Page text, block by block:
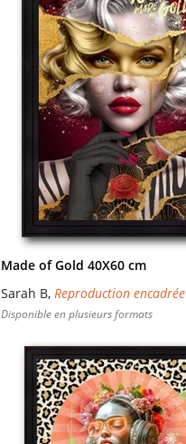
Made of Gold 40X60 cm
Sarah B, Reproduction encadrée
Disponible en plusieurs formats